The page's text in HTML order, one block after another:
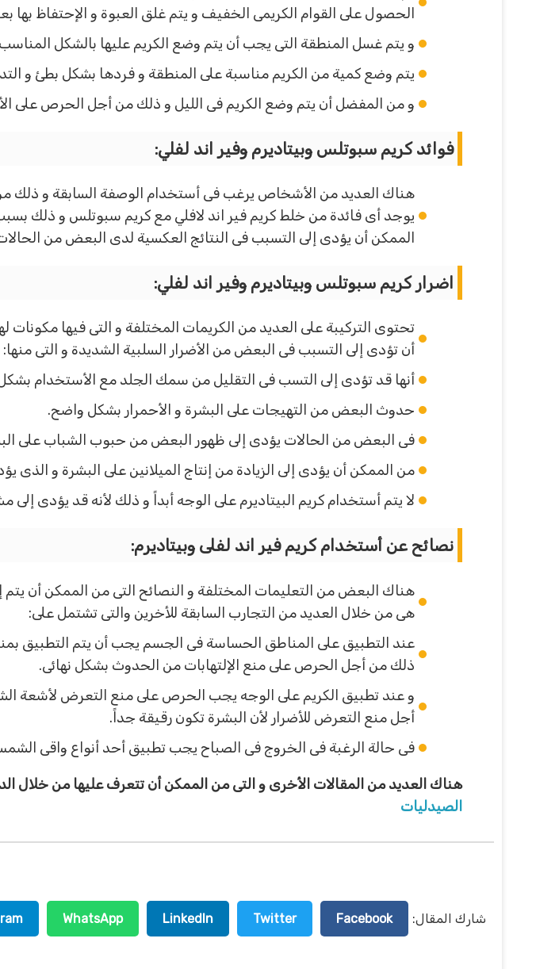
الحصول على القوام الكريمى الخفيف و يتم غلق العبوة و الإحتفاظ بها
و يتم غسل المنطقة التى يجب أن يتم وضع الكريم عليها بالشكل
يتم وضع كمية من الكريم مناسبة على المنطقة و فردها بشكل بطئ و
و من المفضل أن يتم وضع الكريم فى الليل و ذلك من أجل الحرص على
فوائد كريم سبوتلس وبيتاديرم وفير اند لفلي:
هناك العديد من الأشخاص يرغب فى أستخدام الوصفة السابقة و ذلك من
يوجد أى فائدة من خلط كريم فير اند لافلي مع كريم سبوتلس و ذلك
الممكن أن يؤدى إلى التسبب فى النتائج العكسية لدى البعض من
اضرار كريم سبوتلس وبيتاديرم وفير اند لفلي:
تحتوى التركيبة على العديد من الكريمات المختلفة و التى فيها
أن تؤدى إلى التسبب فى البعض من الأضرار السلبية الشديدة و التى منها:
أنها قد تؤدى إلى التسب فى التقليل من سمك الجلد مع الأستخدام بشكل
حدوث البعض من التهيجات على البشرة و الأحمرار بشكل واضح.
فى البعض من الحالات يؤدى إلى ظهور البعض من حبوب الشباب على
من الممكن أن يؤدى إلى الزيادة من إنتاج الميلانين على البشرة و الذى
لا يتم أستخدام كريم البيتاديرم على الوجه أبداً و ذلك لأنه قد يؤدى
نصائح عن أستخدام كريم فير اند لفلى وبيتاديرم:
هناك البعض من التعليمات المختلفة و النصائح التى من الممكن أن
هى من خلال العديد من التجارب السابقة للأخرين والتى تشتمل على:
عند التطبيق على المناطق الحساسة فى الجسم يجب أن يتم التطبيق
ذلك من أجل الحرص على منع الإلتهابات من الحدوث بشكل نهائى.
و عند تطبيق الكريم على الوجه يجب الحرص على منع التعرض لأشعة
أجل منع التعرض للأضرار لأن البشرة تكون رقيقة جداً.
فى حالة الرغبة فى الخروج فى الصباح يجب تطبيق أحد أنواع واقى
هناك العديد من المقالات الأخرى و التى من الممكن أن تتعرف عليها من
الصيدليات
شارك المقال: Facebook
Twitter
LinkedIn
WhatsApp